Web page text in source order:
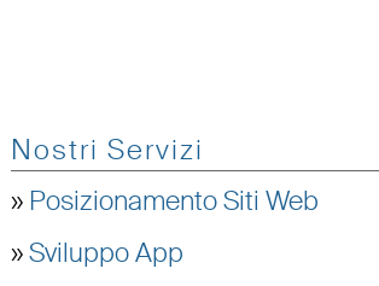
Nostri Servizi
» Posizionamento Siti Web
»Sviluppo App